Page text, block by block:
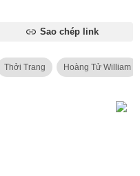
Sao chép link
Thởi Trang Hoàng Tử William